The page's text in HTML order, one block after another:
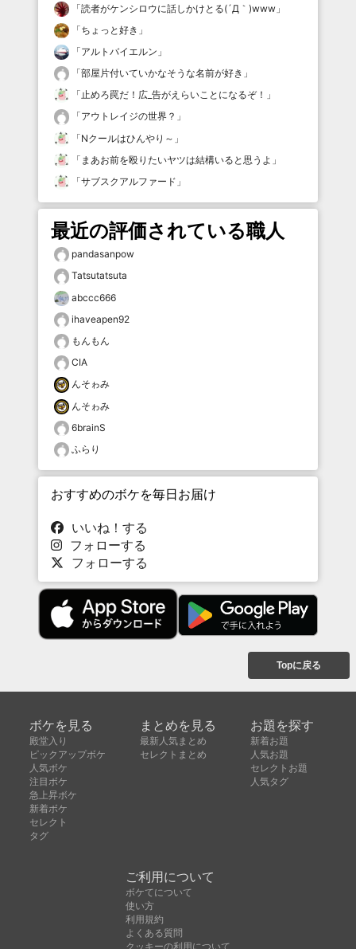
「読者がケンシロウに話しかけとる(´Д｀)www 」
「ちょっと好き 」
「アルトバイエルン 」
「部屋片付いていかなそうな名前が好き 」
「止めろ罠だ！広_告がえらいことになるぞ！ 」
「アウトレイジの世界？ 」
「Nクールはひんやり～ 」
「 まあお前を殴りたいヤツは結構いると思うよ 」
「サブスクアルファード 」
最近の評価されている職人
pandasanpow
Tatsutatsuta
abccc666
ihaveapen92
もんもん
CIA
んそゎみ
んそゎみ
6brainS
ふらり
おすすめのボケを毎日お届け
いいね！する
フォローする
フォローする
Topに戻る
ボケを見る
殿堂入り
ピックアップボケ
人気ボケ
注目ボケ
急上昇ボケ
新着ボケ
セレクト
タグ
まとめを見る
最新人気まとめ
セレクトまとめ
お題を探す
新着お題
人気お題
セレクトお題
人気タグ
ご利用について
ボケてについて
使い方
利用規約
よくある質問
クッキーの利用について